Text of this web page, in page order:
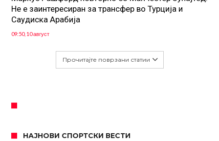
Не е заинтересиран за трансфер во Турција и
Саудиска Арабија
09:50, 10 август
Прочитајте поврзани статии
НАЈНОВИ СПОРТСКИ ВЕСТИ